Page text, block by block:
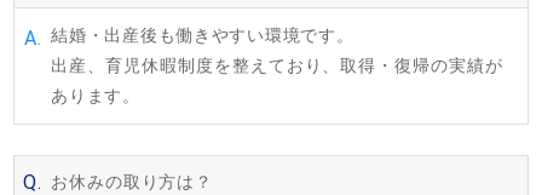
A. 結婚・出産後も働きやすい環境です。
出産、育児休暇制度を整えており、取得・復帰の実績が
あります。
Q. お休みの取り方は？